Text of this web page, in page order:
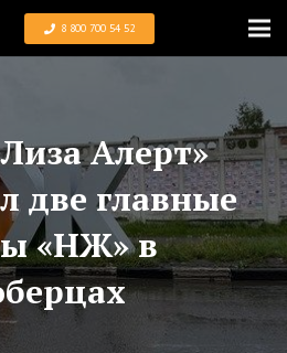
8 800 700 54 52
Алерт»
две главные
«НЖ» в